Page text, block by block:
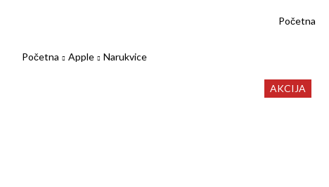
Početna
Početna Apple Narukvice
AKCIJA